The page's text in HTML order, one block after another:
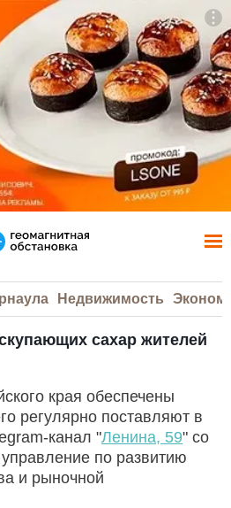
Недвижимость
сахар жителей
края обеспечены
регулярно поставляют в
канал "Ленина, 59" со
по развитию
и рыночной